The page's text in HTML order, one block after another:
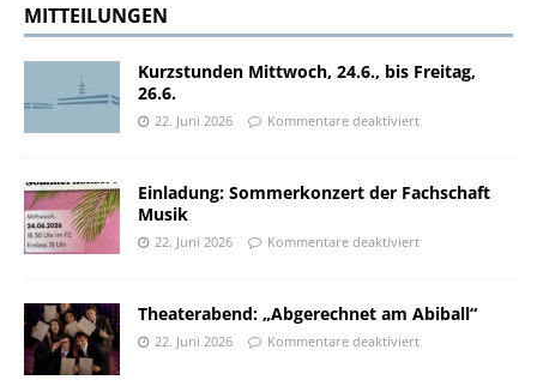
MITTEILUNGEN
Kurzstunden Mittwoch, 24.6., bis Freitag,
26.6.
22. Juni 2026 Kommentare deaktiviert
Einladung: Sommerkonzert der Fachschaft
Musik
22. Juni 2026 Kommentare deaktiviert
Theaterabend: „Abgerechnet am Abiball“
22. Juni 2026 Kommentare deaktiviert